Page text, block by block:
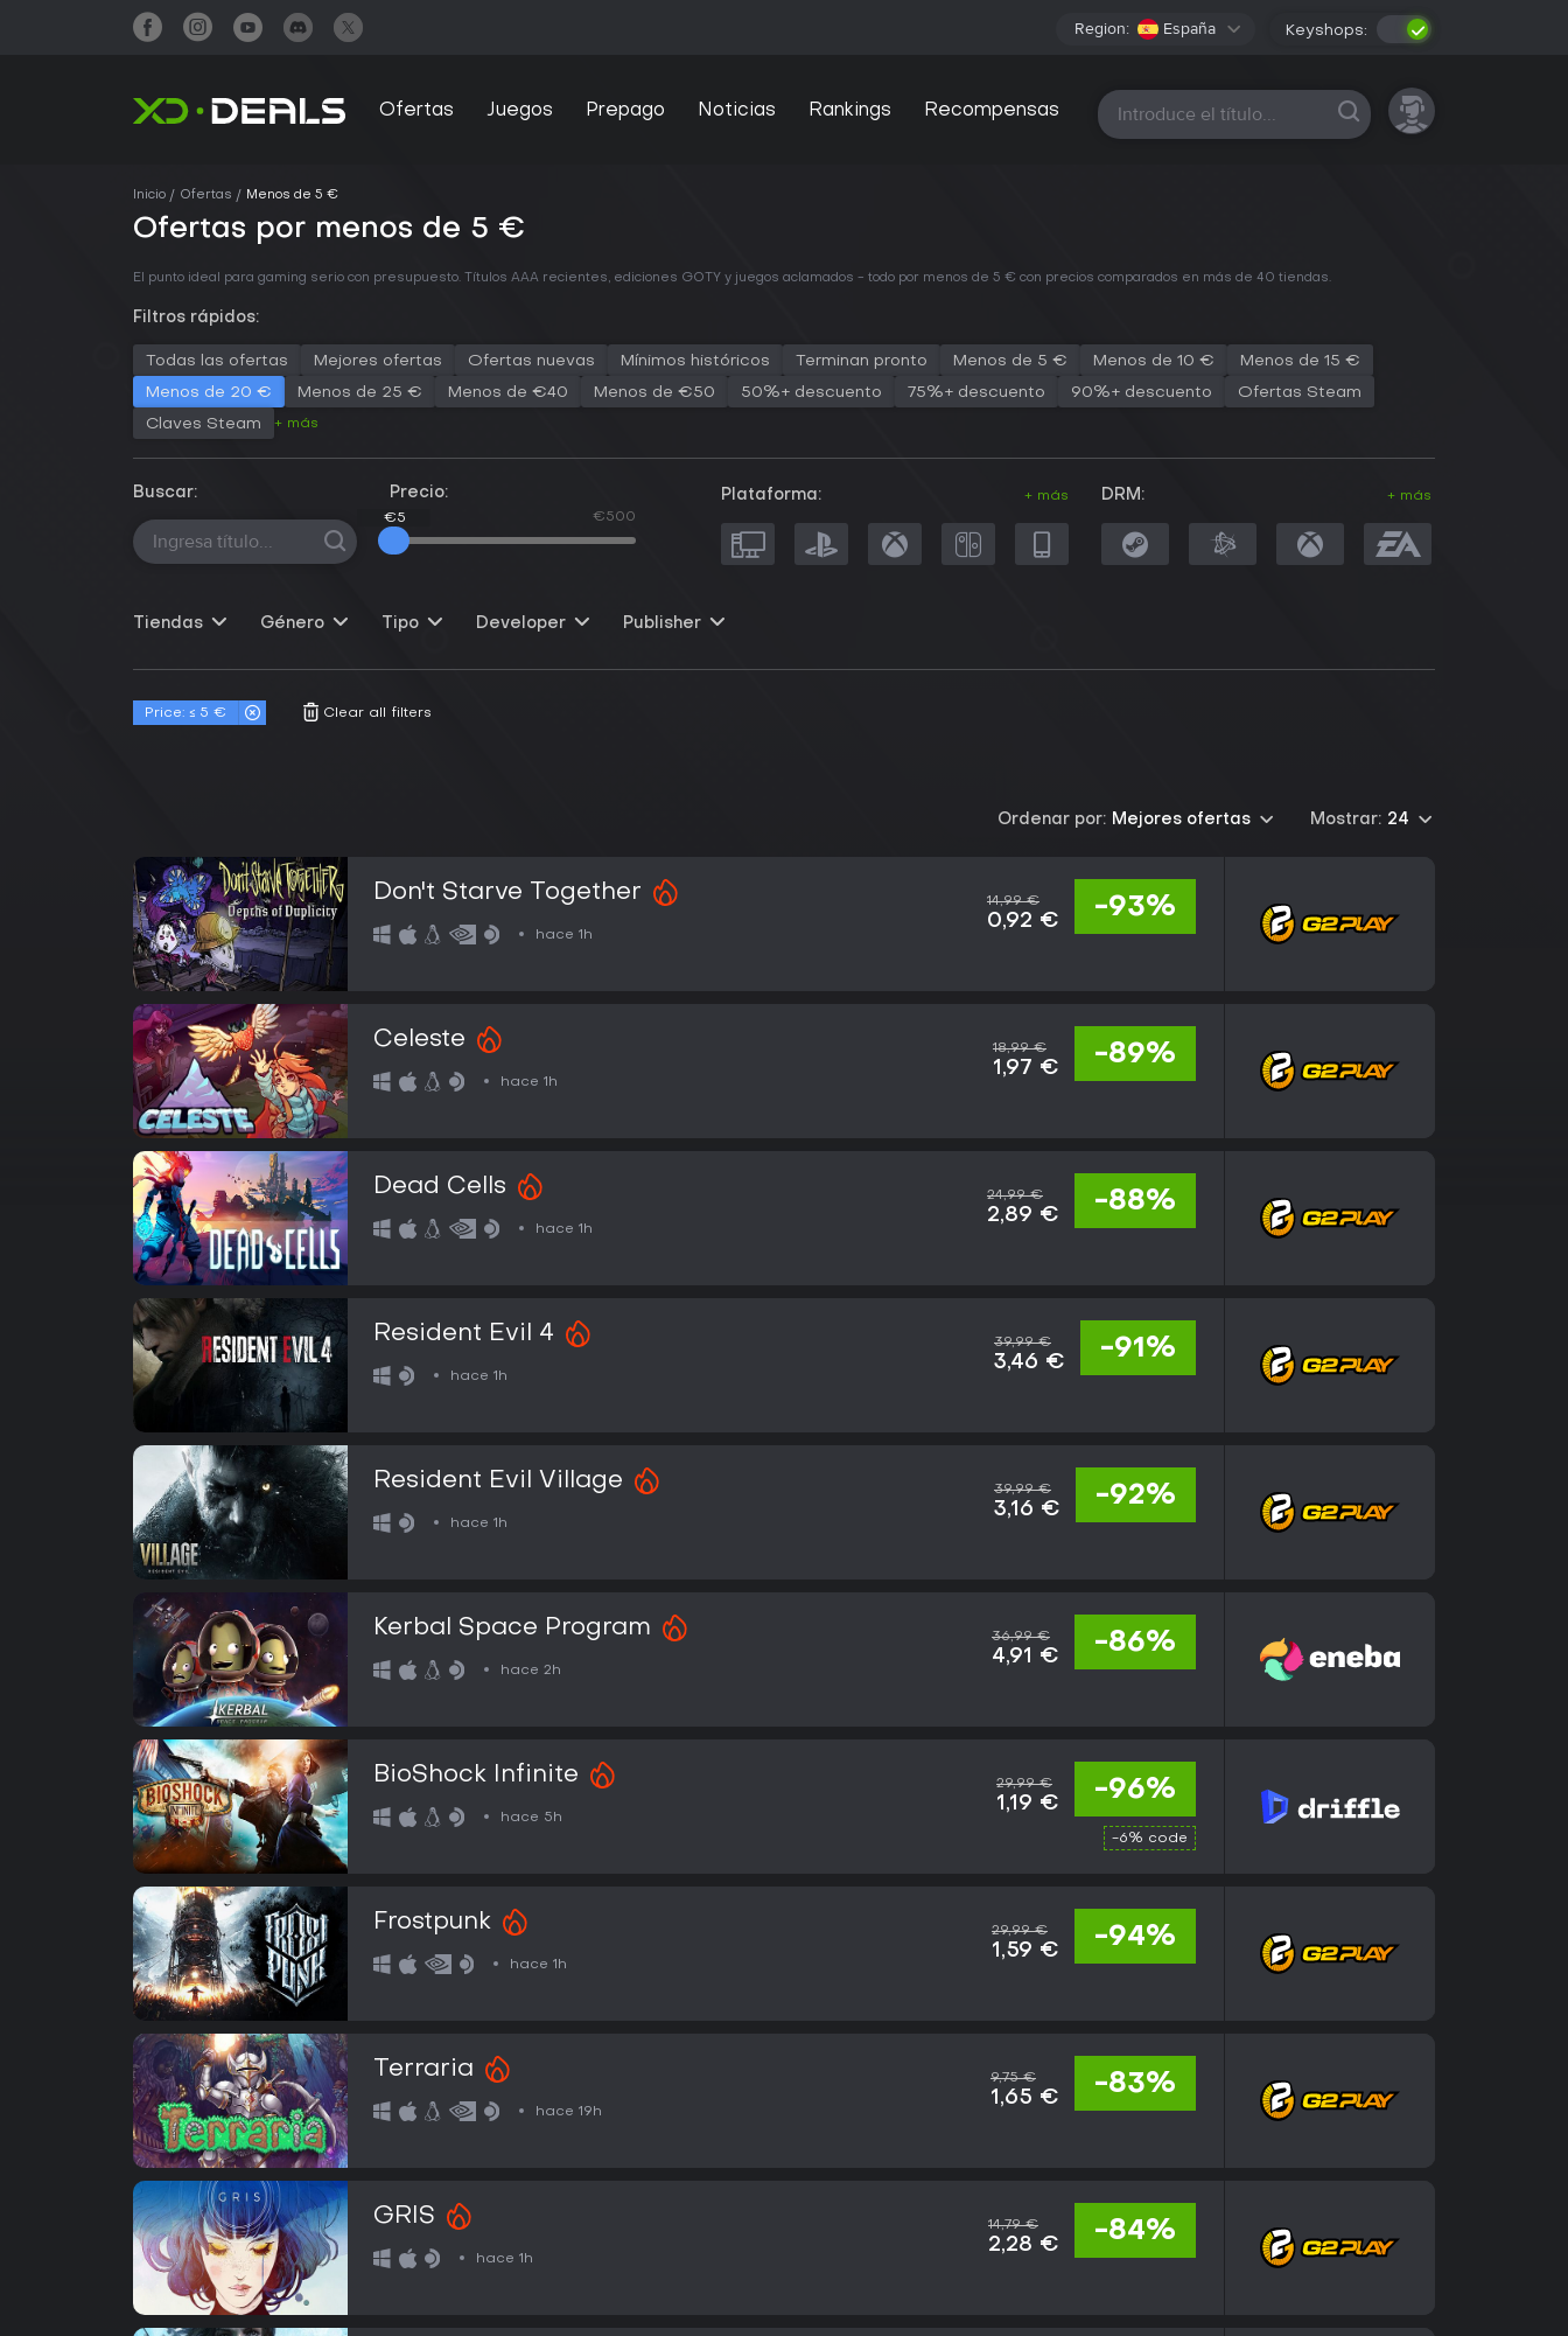
Region: España Keyshops:
Ofertas Juegos Prepago Noticias Rankings Recompensas Todas las plataformas
Inicio Ofertas Menos de 5 €
Ofertas por menos de 5 €
El punto ideal para gaming serio con presupuesto. Títulos AAA recientes, ediciones GOTY y juegos aclamados - todo por menos de 5 € con precios comparados en más de 40 tiendas.
Filtros rápidos:
Todas las ofertas Mejores ofertas Ofertas nuevas Mínimos históricos Terminan pronto Menos de 5 € Menos de 10 € Menos de 15 €
Menos de 20 € Menos de 25 € Menos de €40 Menos de €50 50%+ descuento 75%+ descuento 90%+ descuento Ofertas Steam
Claves Steam + más
Buscar: Precio:
€0
€0
€5 €500
Plataforma: + más DRM: + más
Tiendas Género Tipo Developer Publisher
Price: ≤ 5 € Clear all filters
Ordenar por: Mejores ofertas Mostrar: 24
Don't Starve Together
hace 1h
14,99 €
0,92 € -93%
Celeste
hace 1h
18,99 €
1,97 € -89%
Dead Cells
hace 1h
24,99 €
2,89 € -88%
Resident Evil 4
hace 1h
39,99 €
3,46 € -91%
Resident Evil Village
hace 1h
39,99 €
3,16 € -92%
Kerbal Space Program
hace 2h
36,99 €
4,91 € -86%
BioShock Infinite
hace 5h
29,99 €
1,19 € -96%
-6% code
Frostpunk
hace 1h
29,99 €
1,59 € -94%
Terraria
hace 19h
9,75 €
1,65 € -83%
GRIS
hace 1h
14,79 €
2,28 € -84%